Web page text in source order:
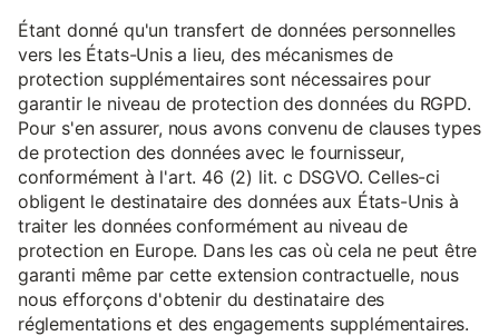
Étant donné qu'un transfert de données personnelles
vers les États-Unis a lieu, des mécanismes de
protection supplémentaires sont nécessaires pour
garantir le niveau de protection des données du RGPD.
Pour s'en assurer, nous avons convenu de clauses types
de protection des données avec le fournisseur,
conformément à l'art. 46 (2) lit. c DSGVO. Celles-ci
obligent le destinataire des données aux États-Unis à
traiter les données conformément au niveau de
protection en Europe. Dans les cas où cela ne peut être
garanti même par cette extension contractuelle, nous
nous efforçons d'obtenir du destinataire des
réglementations et des engagements supplémentaires.